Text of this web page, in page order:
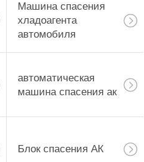
Машина спасения
хладоагента
автомобиля
автоматическая
машина спасения ак
Блок спасения АК